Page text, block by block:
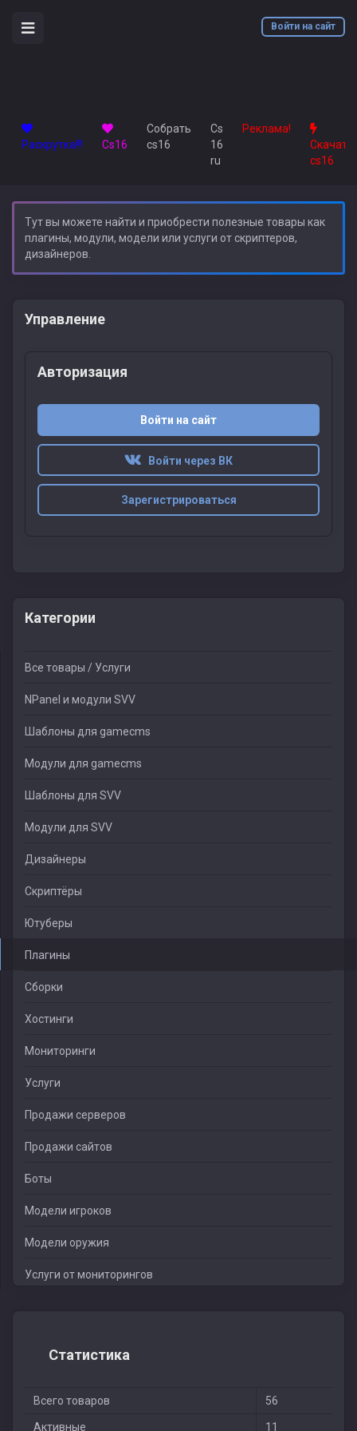
Войти на сайт
Раскрутка!!! Сs16
Собрать
cs16
Cs
16
ru
Реклама!
Скачать
cs16
Тут вы можете найти и приобрести полезные товары как
плагины, модули, модели или услуги от скриптеров,
дизайнеров.
Управление
Авторизация
Войти на сайт
Войти через ВК
Зарегистрироваться
Категории
Все товары / Услуги
NPanel и модули SVV
Шаблоны для gamecms
Модули для gamecms
Шаблоны для SVV
Модули для SVV
Дизайнеры
Скриптёры
Ютуберы
Плагины
Сборки
Хостинги
Мониторинги
Услуги
Продажи серверов
Продажи сайтов
Боты
Модели игроков
Модели оружия
Услуги от мониторингов
Статистика
Всего товаров 56
Активные 11